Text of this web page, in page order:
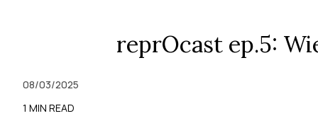
reprOcast ep.5:
08/03/2025
1 MIN READ